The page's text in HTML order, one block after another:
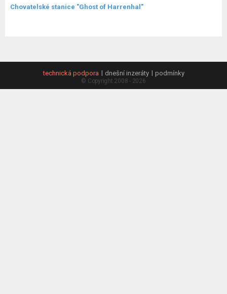
Chovatelské stanice "Ghost of Harrenhal"
technická podpora dnešní inzeráty podmínky
© Copyright 2008 - 2026